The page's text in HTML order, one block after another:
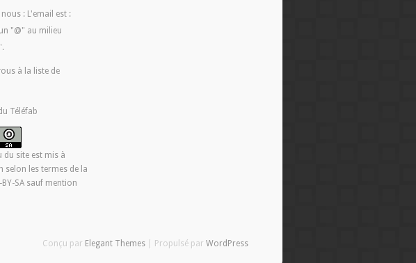
: L'email est :
"@" au milieu
à la liste de
Téléfab
du site est mis à
selon les termes de la
BY-SA sauf mention
Conçu par Elegant Themes | Propulsé par WordPress